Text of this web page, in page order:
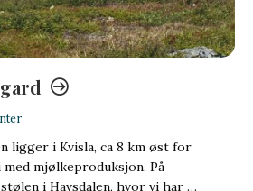
ligger i Kvisla, ca 8 km øst for
mjølkeproduksjon. På
i Havsdalen, hvor vi har …